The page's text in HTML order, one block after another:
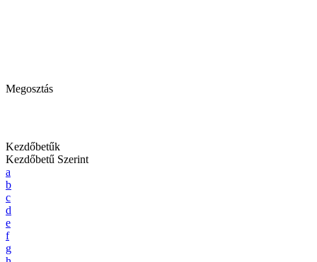
Megosztás
Kezdőbetűk
Kezdőbetű Szerint
a
b
c
d
e
f
g